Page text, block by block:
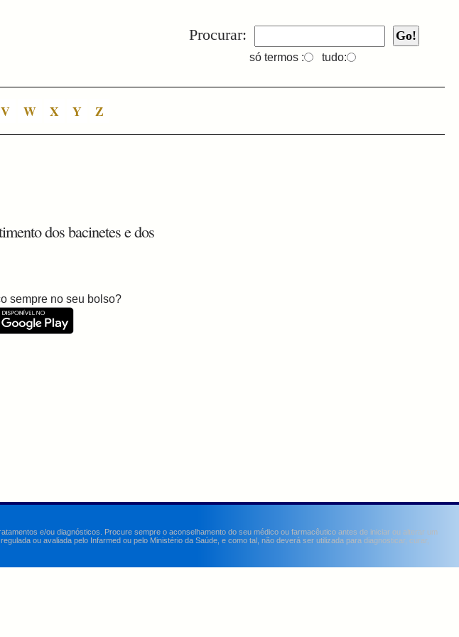
Procurar:
só termos : tudo:
V W X Y Z
dos bacinetes e dos
sempre no seu bolso?
e/ou diagnósticos. Procure sempre o aconselhamento do seu médico ou farmacêutico antes de iniciar ou alterar um
ou avaliada pelo Infarmed ou pelo Ministério da Saúde, e como tal, não deverá ser utilizada para diagnosticar, curar,